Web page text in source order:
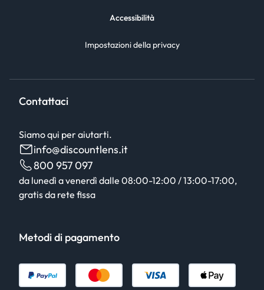
Accessibilità
Impostazioni della privacy
Contattaci
Siamo qui per aiutarti.
info@discountlens.it
800 957 097
da lunedì a venerdì dalle 08:00-12:00 / 13:00-17:00,
gratis da rete fissa
Metodi di pagamento